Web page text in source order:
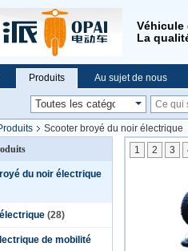
Véhicule
La
Produits Au sujet de nous
Scooter broyé du noir électrique
du noir électrique
(28)
de mobilité
1 2 3